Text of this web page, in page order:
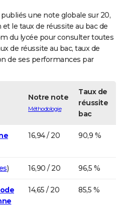
une note globale sur 20,
le taux de réussite au bac de
du lycée pour consulter toutes
de réussite au bac, taux de
de ses performances par
Notre note
Méthodologie
Taux de
réussite
bac
16,94 / 20 90,9 %
) 16,90 / 20 96,5 %
14,65 / 20 85,5 %